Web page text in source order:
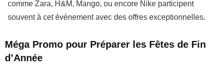
comme Zara, H&M, Mango, ou encore Nike participent
souvent à cet événement avec des offres exceptionnelles.
Méga Promo pour Préparer les Fêtes de Fin
d’Année